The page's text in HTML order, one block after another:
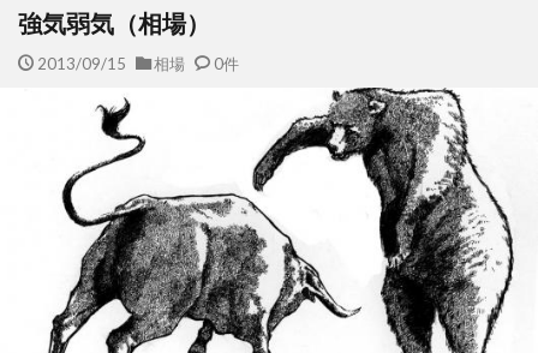
強気弱気（相場）
2013/09/15 相場 0件
マレーシア動画
日本人村社会 脱水シート
検索